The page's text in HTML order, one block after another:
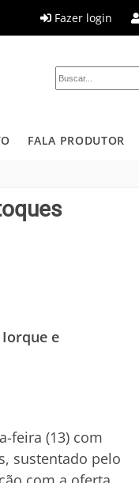
Fazer login
FALA PRODUTOR
e
feira (13) com
sustentado pelo